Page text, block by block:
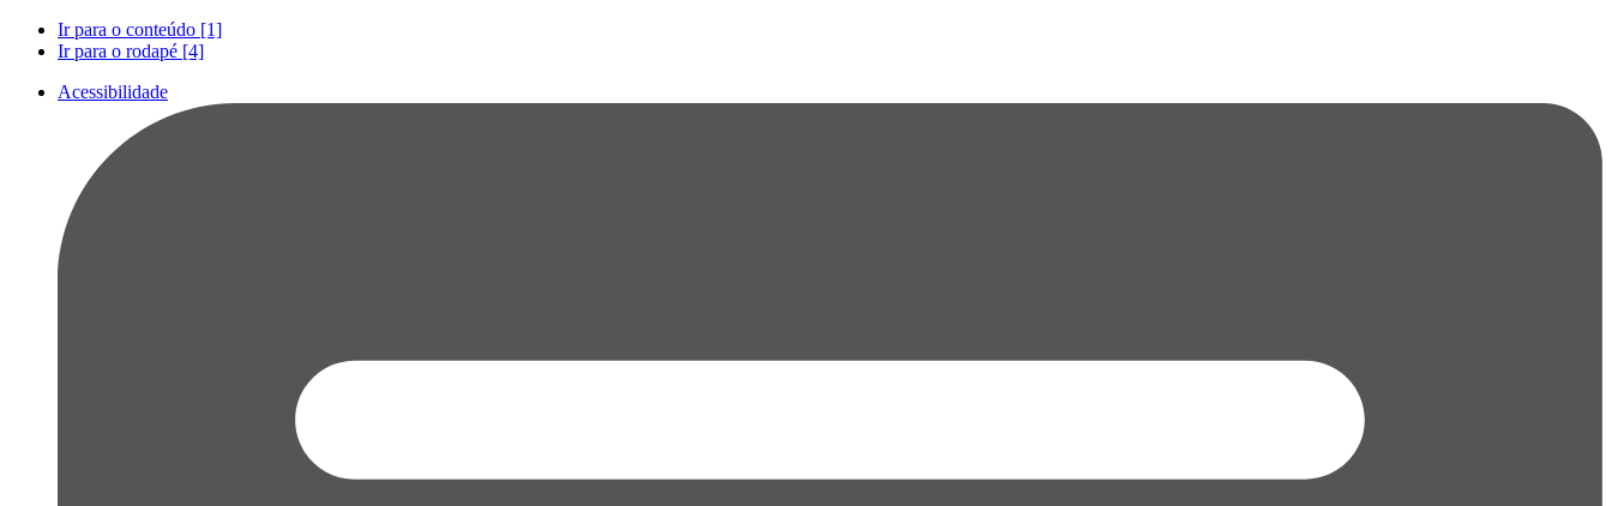
Ir para o conteúdo [1]
Ir para o rodapé [4]
Acessibilidade